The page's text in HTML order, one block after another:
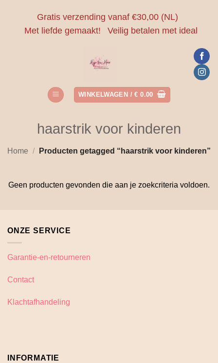
Gratis verzending vanaf €30,00 (NL)
Met liefde gemaakt!
Veilig betalen met ideal
WINKELWAGEN /€ 0.00
haarstrik voor kinderen
Home / Producten getagged “haarstrik voor kinderen”
Geen producten gevonden die aan je zoekcriteria voldoen.
ONZE SERVICE
Garantie-en-retourneren
Contact
Klachtafhandeling
INFORMATIE